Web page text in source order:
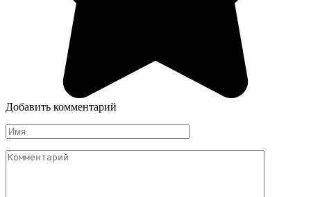
Добавить комментарий
Имя
Комментарий